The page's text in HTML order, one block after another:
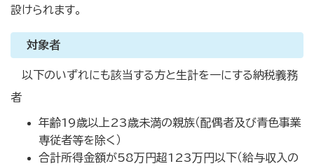
設けられます。
対象者
以下のいずれにも該当する方と生計を一にする納税義務
者
年齢19歳以上23歳未満の親族（配偶者及び青色事業
専従者等を除く）
合計所得金額が58万円超123万円以下（給与収入の